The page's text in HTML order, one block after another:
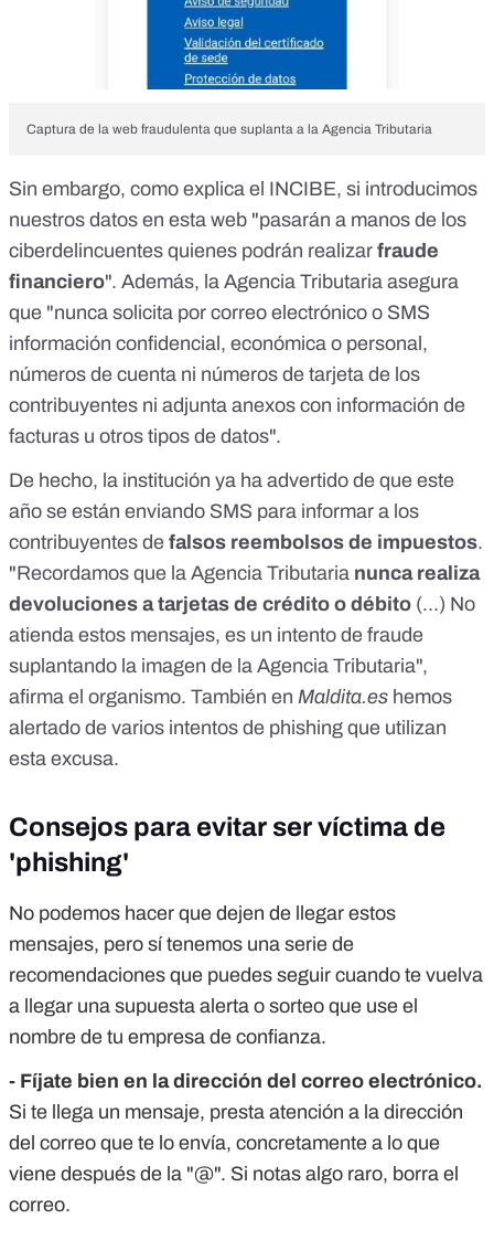
Captura de la web fraudulenta que suplanta a la Agencia Tributaria
Sin embargo, como explica el INCIBE, si introducimos
nuestros datos en esta web "pasarán a manos de los
ciberdelincuentes quienes podrán realizar fraude
financiero". Además, la Agencia Tributaria asegura
que "nunca solicita por correo electrónico o SMS
información confidencial, económica o personal,
números de cuenta ni números de tarjeta de los
contribuyentes ni adjunta anexos con información de
facturas u otros tipos de datos".
De hecho, la institución ya ha advertido de que este
año se están enviando SMS para informar a los
contribuyentes de falsos reembolsos de impuestos.
"Recordamos que la Agencia Tributaria nunca realiza
devoluciones a tarjetas de crédito o débito (...) No
atienda estos mensajes, es un intento de fraude
suplantando la imagen de la Agencia Tributaria",
afirma el organismo. También en Maldita.es hemos
alertado de varios intentos de phishing que utilizan
esta excusa.
Consejos para evitar ser víctima de
'phishing'
No podemos hacer que dejen de llegar estos
mensajes, pero sí tenemos una serie de
recomendaciones que puedes seguir cuando te vuelva
a llegar una supuesta alerta o sorteo que use el
nombre de tu empresa de confianza.
- Fíjate bien en la dirección del correo electrónico.
Si te llega un mensaje, presta atención a la dirección
del correo que te lo envía, concretamente a lo que
viene después de la "@". Si notas algo raro, borra el
correo.